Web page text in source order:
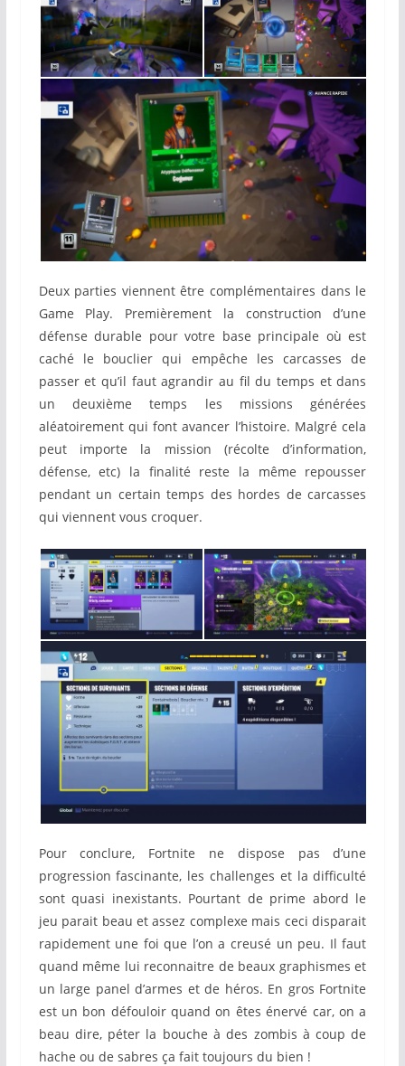
Deux parties viennent être complémentaires dans le
Game Play. Premièrement la construction d’une
défense durable pour votre base principale où est
caché le bouclier qui empêche les carcasses de
passer et qu’il faut agrandir au fil du temps et dans
un deuxième temps les missions générées
aléatoirement qui font avancer l’histoire. Malgré cela
peut importe la mission (récolte d’information,
défense, etc) la finalité reste la même repousser
pendant un certain temps des hordes de carcasses
qui viennent vous croquer.
Pour conclure, Fortnite ne dispose pas d’une
progression fascinante, les challenges et la difficulté
sont quasi inexistants. Pourtant de prime abord le
jeu parait beau et assez complexe mais ceci disparait
rapidement une foi que l’on a creusé un peu. Il faut
quand même lui reconnaitre de beaux graphismes et
un large panel d’armes et de héros. En gros Fortnite
est un bon défouloir quand on êtes énervé car, on a
beau dire, péter la bouche à des zombis à coup de
hache ou de sabres ça fait toujours du bien !